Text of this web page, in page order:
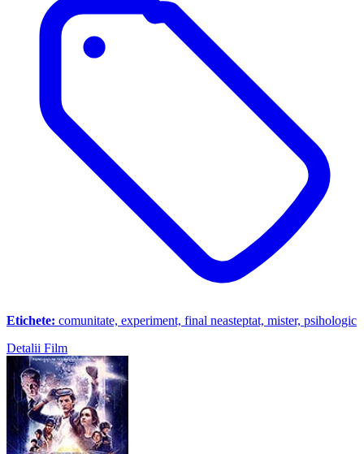
Etichete: comunitate, experiment, final neasteptat, mister, psihologic
Detalii Film